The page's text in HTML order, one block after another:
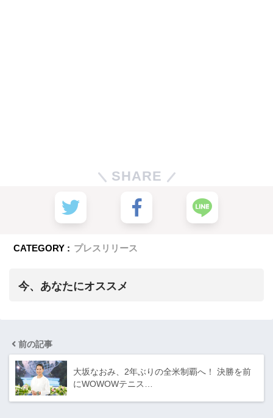
SHARE
CATEGORY : プレスリリース
今、あなたにオススメ
前の記事
大坂なおみ、2年ぶりの全米制覇へ！ 決勝を前
にWOWOWテニス…